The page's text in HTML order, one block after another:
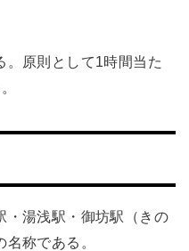
。原則として1時間当た
・湯浅駅・御坊駅（きの
称である。